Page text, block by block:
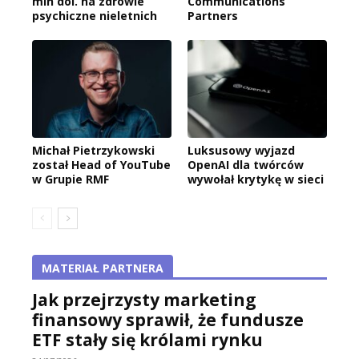
psychiczne nieletnich
Partners
Michał Pietrzykowski
został Head of YouTube
w Grupie RMF
Luksusowy wyjazd
OpenAI dla twórców
wywołał krytykę w sieci
MATERIAŁ PARTNERA
Jak przejrzysty marketing
finansowy sprawił, że fundusze
ETF stały się królami rynku